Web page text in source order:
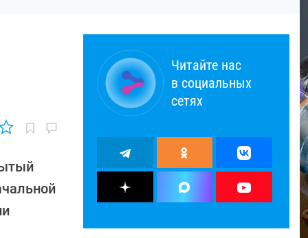
Читайте нас
в социальных
сетях